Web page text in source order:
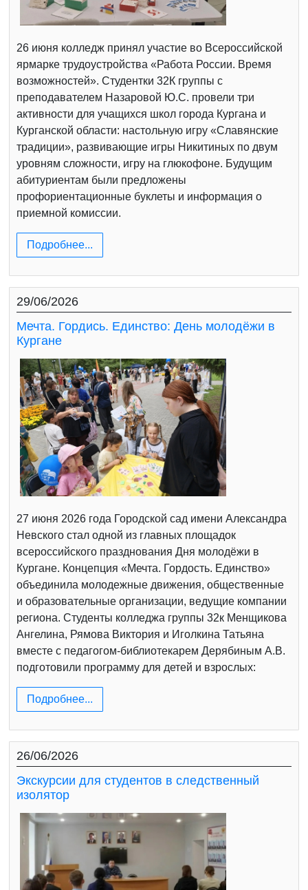
26 июня колледж принял участие во Всероссийской
ярмарке трудоустройства «Работа России. Время
возможностей». Студентки 32К группы с
преподавателем Назаровой Ю.С. провели три
активности для учащихся школ города Кургана и
Курганской области: настольную игру «Славянские
традиции», развивающие игры Никитиных по двум
уровням сложности, игру на глюкофоне. Будущим
абитуриентам были предложены
профориентационные буклеты и информация о
приемной комиссии.
Подробнее...
29/06/2026
Мечта. Гордись. Единство: День молодёжи в
Кургане
27 июня 2026 года Городской сад имени Александра
Невского стал одной из главных площадок
всероссийского празднования Дня молодёжи в
Кургане. Концепция «Мечта. Гордость. Единство»
объединила молодежные движения, общественные
и образовательные организации, ведущие компании
региона. Студенты колледжа группы 32к Менщикова
Ангелина, Рямова Виктория и Иголкина Татьяна
вместе с педагогом-библиотекарем Дерябиным А.В.
подготовили программу для детей и взрослых:
Подробнее...
26/06/2026
Экскурсии для студентов в следственный
изолятор